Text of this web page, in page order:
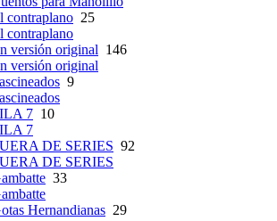
contraplano 25
contraplano
versión original 146
versión original
9
7 10
7
DE SERIES 92
DE SERIES
33
Hernandianas 29